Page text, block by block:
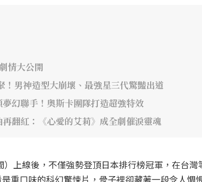
情大公開
！男神造型大崩壞、最強星三代驚豔出道
幻聯手！奧斯卡團隊打造超強特效
翻紅：《心愛的艾莉》成全劇催淚靈魂
上線後，不僅強勢登頂日本排行榜冠軍，在台灣
重口味的科幻驚悚片，骨子裡卻藏著一段令人惆